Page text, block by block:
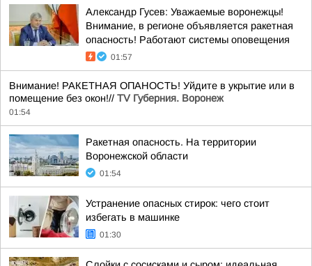
Александр Гусев: Уважаемые воронежцы!
Внимание, в регионе объявляется ракетная
опасность! Работают системы оповещения
01:57
Внимание! РАКЕТНАЯ ОПАНОСТЬ! Уйдите в укрытие или в
помещение без окон!// TV Губерния. Воронеж
01:54
Ракетная опасность. На территории
Воронежской области
01:54
Устранение опасных стирок: чего стоит
избегать в машинке
01:30